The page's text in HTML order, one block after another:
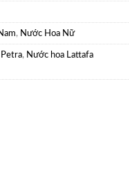
, Nước Hoa Nữ
, Nước hoa Lattafa